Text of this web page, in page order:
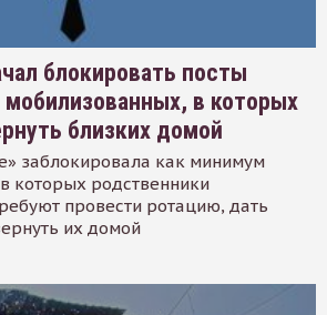
блокировать посты
мобилизованных, в которых
близких домой
заблокировала как минимум
которых родственники
провести ротацию, дать
их домой